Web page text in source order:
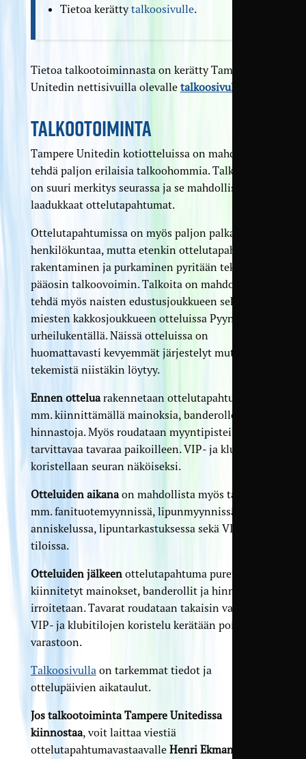
Tietoa kerättytalkoosivulle.
Tietoa talkootoiminnasta on kerätty Tampere
Unitedin nettisivuilla olevalle talkoosivulle
TALKOOTOIMINTA
Tampere Unitedin kotiotteluissa on mahdollista
tehdä paljon erilaisia talkoohommia. Talkootyöllä
on suuri merkitys seurassa ja se mahdollistaa
laadukkaat ottelutapahtumat.
Ottelutapahtumissa on myös paljon palkattua
henkilökuntaa, mutta etenkin ottelutapahtuman
rakentaminen ja purkaminen pyritään tekemään
pääosin talkoovoimin. Talkoita on mahdollista
tehdä myös naisten edustusjoukkueen sekä
miesten kakkosjoukkueen otteluissa Pyynikin
urheilukentällä. Näissä otteluissa on
huomattavasti kevyemmät järjestelyt mutta
tekemistä niistäkin löytyy.
Ennen otteluarakennetaan ottelutapahtumaa
mm. kiinnittämällä mainoksia, banderolleja ja
hinnastoja. Myös roudataan myyntipisteillä
tarvittavaa tavaraa paikoilleen. VIP- ja klubitiloja
koristellaan seuran näköiseksi.
Otteluiden aikanaon mahdollista myös talkoilla
mm. fanituotemyynnissä, lipunmyynnissä,
anniskelussa, lipuntarkastuksessa sekä VIP-
tiloissa.
Otteluiden jälkeenottelutapahtuma puretaan ja
kiinnitetyt mainokset, banderollit ja hinnastot
irroitetaan. Tavarat roudataan takaisin varastoon.
VIP- ja klubitilojen koristelu kerätään pois seuran
varastoon.
Talkoosivullaon tarkemmat tiedot ja
ottelupäivien aikataulut.
Jos talkootoiminta Tampere Unitedissa
kiinnostaa, voit laittaa viestiä
ottelutapahtumavastaavalle Henri Ekmanille